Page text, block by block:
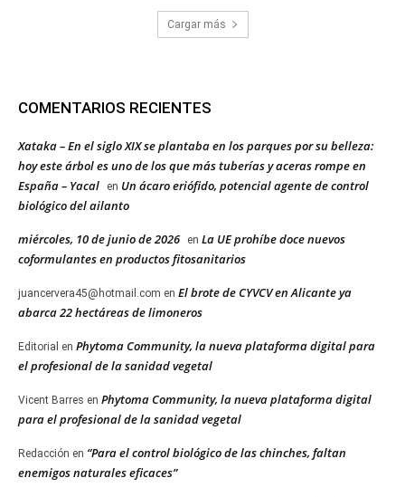
Cargar más
COMENTARIOS RECIENTES
Xataka – En el siglo XIX se plantaba en los parques por su belleza:
hoy este árbol es uno de los que más tuberías y aceras rompe en
España – Yacal
en Un ácaro eriófido, potencial agente de control
biológico del ailanto
miércoles, 10 de junio de 2026 en La UE prohíbe doce nuevos
coformulantes en productos fitosanitarios
juancervera45@hotmail.com en El brote de CYVCV en Alicante ya
abarca 22 hectáreas de limoneros
Editorial en Phytoma Community, la nueva plataforma digital para
el profesional de la sanidad vegetal
Vicent Barres en Phytoma Community, la nueva plataforma digital
para el profesional de la sanidad vegetal
Redacción en “Para el control biológico de las chinches, faltan
enemigos naturales eficaces”